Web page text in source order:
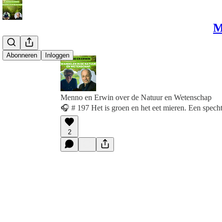
Abonneren Inloggen
Menno en Erwin over de Natuur en Wetenschap
🎧 # 197 Het is groen en het eet mieren. Een
2